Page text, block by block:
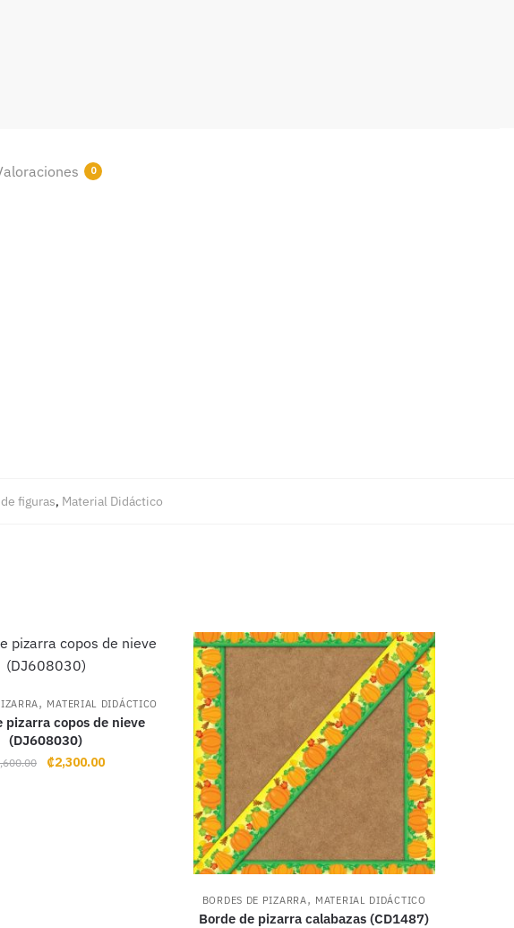
0
figuras, Material Didáctico
, MATERIAL DIDÁCTICO
pizarra copos de nieve
(DJ608030)
Original
₡2,300.00Current
BORDES DE PIZARRA, MATERIAL DIDÁCTICO
Borde de pizarra calabazas (CD1487)